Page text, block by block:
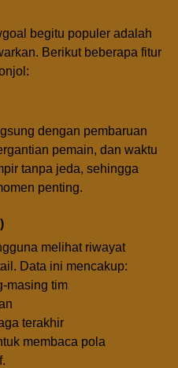
begitu populer adalah
Berikut beberapa fitur
dengan pembaruan
pemain, dan waktu
tanpa jeda, sehingga
penting.
melihat riwayat
Data ini mencakup:
masing tim
terakhir
membaca pola